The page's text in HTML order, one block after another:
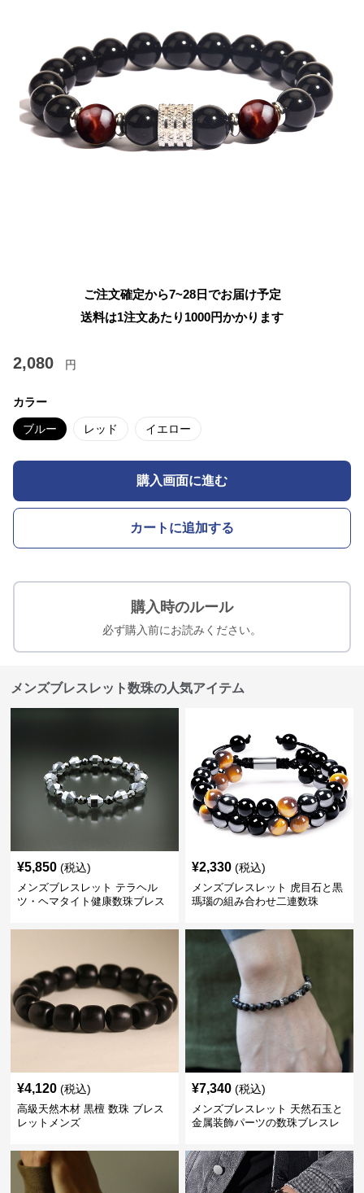
ご注文確定から7~28日でお届け予定
送料は1注文あたり 1000円かかります
2,080 円
カラー
ブルー レッド イエロー
購入画面に進む
カートに追加する
購入時のルール
必ず購入前にお読みください。
メンズブレスレット数珠の人気アイテム
¥5,850 (税込)
メンズブレスレット テラヘル
ツ・ヘマタイト健康数珠ブレス
¥2,330 (税込)
メンズブレスレット 虎目石と黒
瑪瑙の組み合わせ二連数珠
¥4,120 (税込)
高級天然木材 黒檀 数珠 ブレス
レットメンズ
¥7,340 (税込)
メンズブレスレット 天然石玉と
金属装飾パーツの数珠ブレスレ